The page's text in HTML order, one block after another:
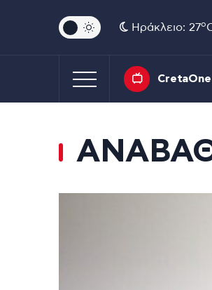
Ηράκλειο: 27o